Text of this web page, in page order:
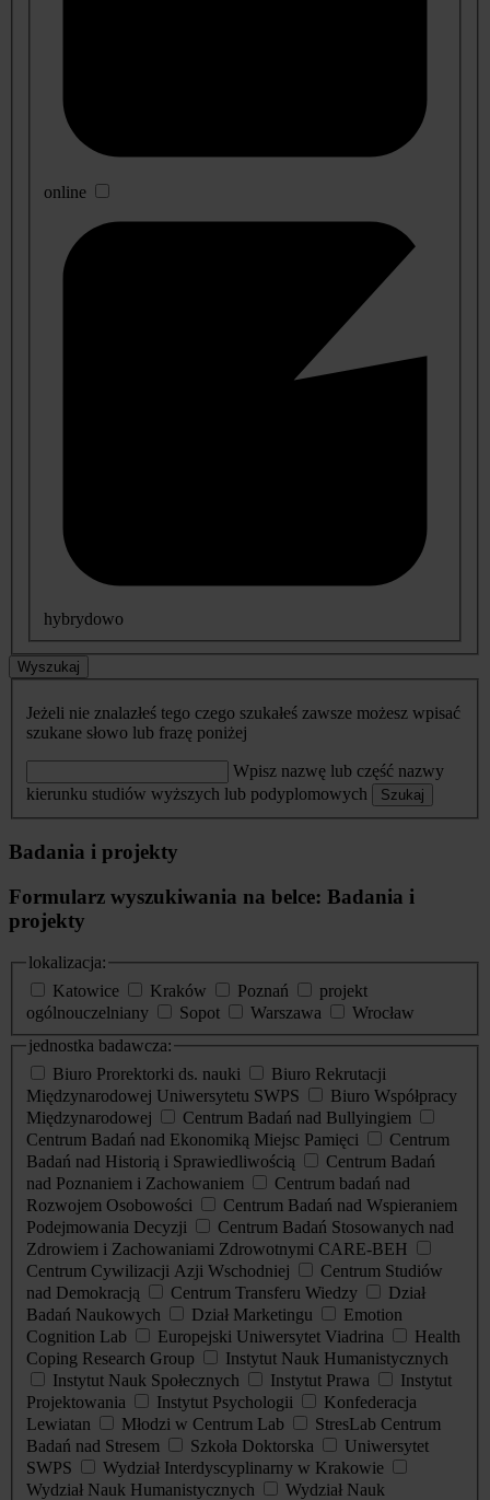
online
hybrydowo
Wyszukaj
Jeżeli nie znalazłeś tego czego szukałeś zawsze możesz wpisać
szukane słowo lub frazę poniżej
Wpisz nazwę lub część nazwy
kierunku studiów wyższych lub podyplomowych
Szukaj
Badania i projekty
Formularz wyszukiwania na belce: Badania i
projekty
lokalizacja:
Katowice
Kraków Poznań
projekt
ogólnouczelniany
Sopot Warszawa
Wrocław
jednostka badawcza:
Biuro Prorektorki ds. nauki
Biuro Rekrutacji
Międzynarodowej Uniwersytetu SWPS
Biuro Współpracy
Międzynarodowej
Centrum Badań nad Bullyingiem
Centrum Badań nad Ekonomiką Miejsc Pamięci
Centrum
Badań nad Historią i Sprawiedliwością
Centrum Badań
nad Poznaniem i Zachowaniem
Centrum badań nad
Rozwojem Osobowości
Centrum Badań nad Wspieraniem
Podejmowania Decyzji
Centrum Badań Stosowanych nad
Zdrowiem i Zachowaniami Zdrowotnymi CARE-BEH
Centrum Cywilizacji Azji Wschodniej
Centrum Studiów
nad Demokracją
Centrum Transferu Wiedzy
Dział
Badań Naukowych
Dział Marketingu
Emotion
Cognition Lab
Europejski Uniwersytet Viadrina
Health
Coping Research Group
Instytut Nauk Humanistycznych
Instytut Nauk Społecznych
Instytut Prawa
Instytut
Projektowania
Instytut Psychologii
Konfederacja
Lewiatan
Młodzi w Centrum Lab
StresLab Centrum
Badań nad Stresem
Szkoła Doktorska
Uniwersytet
SWPS
Wydział Interdyscyplinarny w Krakowie
Wydział Nauk Humanistycznych
Wydział Nauk